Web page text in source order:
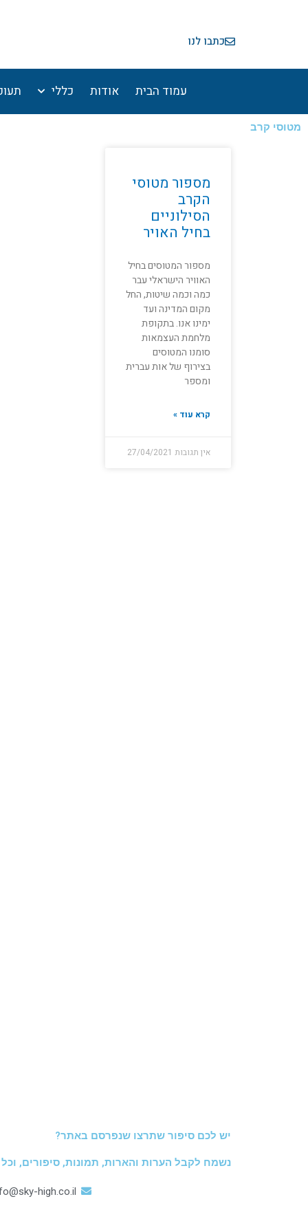
כתבו לנו
עמוד הבית אודות כללי
מטוסי קרב
מספור מטוסי
הקרב
הסילוניים
בחיל האויר
מספור המטוסים בחיל
האוויר הישראלי עבר
כמה וכמה שיטות, החל
מקום המדינה ועד
ימינו אנו. בתקופת
מלחמת העצמאות
סומנו המטוסים
בצירוף של אות עברית
ומספר
קרא עוד »
אין תגובות 27/04/2021
יש לכם סיפור שתרצו שנפרסם באתר?
נשמח לקבל הערות והארות, תמונות, סיפורים,
high.co.il